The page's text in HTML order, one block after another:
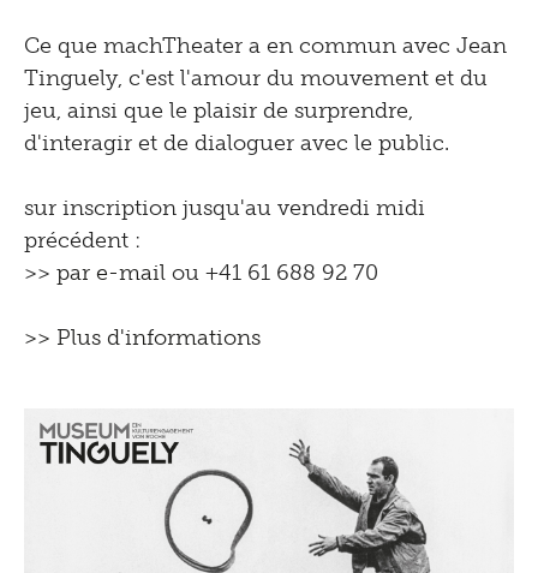
Ce que machTheater a en commun avec Jean
Tinguely, c'est l'amour du mouvement et du
jeu, ainsi que le plaisir de surprendre,
d'interagir et de dialoguer avec le public.
sur inscription jusqu'au vendredi midi
précédent :
>> par e-mail ou +41 61 688 92 70
>> Plus d'informations